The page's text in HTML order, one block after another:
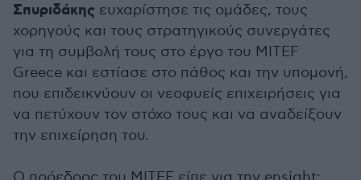
Σπυριδάκης ευχαρίστησε τις ομάδες, τους
χορηγούς και τους στρατηγικούς συνεργάτες
για τη συμβολή τους στο έργο του MITEF
Greece και εστίασε στο πάθος και την υπομονή,
που επιδεικνύουν οι νεοφυείς επιχειρήσεις για
να πετύχουν τον στόχο τους και να αναδείξουν
την επιχείρηση του.